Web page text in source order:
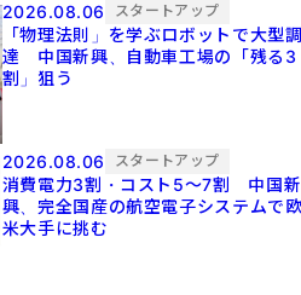
2026.08.06 スタートアップ
「物理法則」を学ぶロボットで大型
達 中国新興、自動車工場の「残る3
割」狙う
2026.08.06 スタートアップ
消費電力3割・コスト5〜7割 中国新
興、完全国産の航空電子システムで
米大手に挑む